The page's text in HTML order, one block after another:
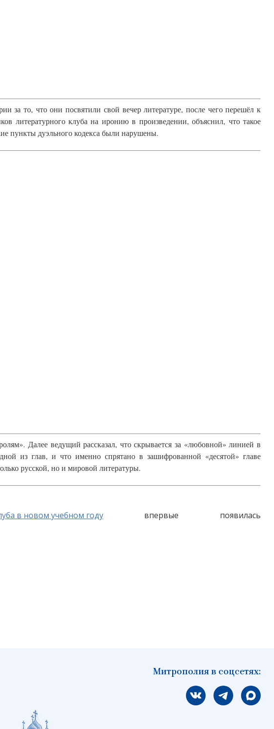
за то, что они посвятили свой вечер литературе, после чего перешёл к
литературного клуба на иронию в произведении, объяснил, что такое
пункты дуэльного кодекса были нарушены.
Далее ведущий рассказал, что скрывается за «любовной» линией в
из глав, и что именно спрятано в зашифрованной «десятой» главе
русской, но и мировой литературы.
в новом учебном годувпервые появилась
Митрополия в соцсетях:
Мы вконтакте
Мы в telegram
Мы в